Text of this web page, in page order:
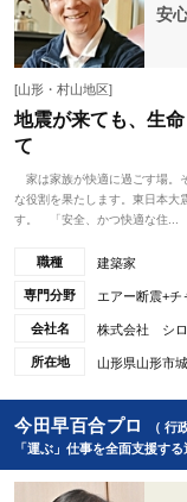
安
[山形・村山地区]
地震が来ても、生
て
家は家族が快適に過ごす場。
な役割を果たします。東日本大
す。 「安全、かつ快適な住...
職種 建築家
専門分野 エアー断震+
会社名 株式会社 シ
所在地 山形県山形市
今田早百合プロ
（ 行
「運ぶ」仕事を全面支援す